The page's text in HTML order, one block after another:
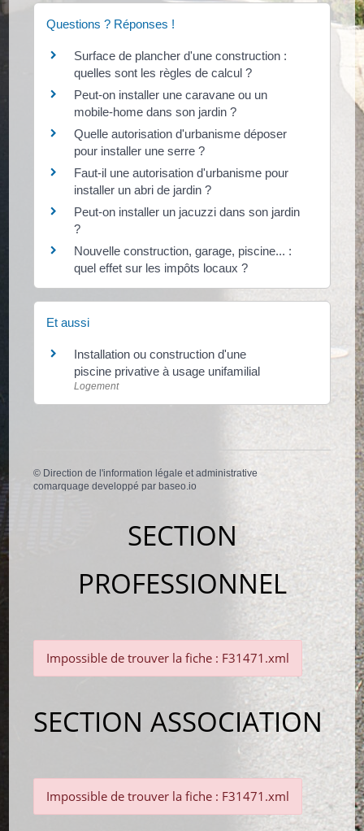
Questions ? Réponses !
Surface de plancher d'une construction :
quelles sont les règles de calcul ?
Peut-on installer une caravane ou un
mobile-home dans son jardin ?
Quelle autorisation d'urbanisme déposer
pour installer une serre ?
Faut-il une autorisation d'urbanisme pour
installer un abri de jardin ?
Peut-on installer un jacuzzi dans son jardin
?
Nouvelle construction, garage, piscine... :
quel effet sur les impôts locaux ?
Et aussi
Installation ou construction d'une
piscine privative à usage unifamilial
Logement
© Direction de l'information légale et administrative
comarquage developpé par baseo.io
SECTION
PROFESSIONNEL
Impossible de trouver la fiche : F31471.xml
SECTION ASSOCIATION
Impossible de trouver la fiche : F31471.xml